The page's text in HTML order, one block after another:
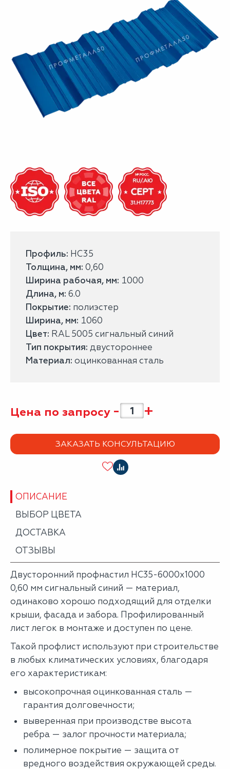
Профиль: НС35
Толщина, мм: 0,60
Ширина рабочая, мм: 1000
Длина, м: 6.0
Покрытие: полиэстер
Ширина, мм: 1060
Цвет: RAL 5005 сигнальный синий
Тип покрытия: двустороннее
Материал: оцинкованная сталь
Цена по запросу - +
ЗАКАЗАТЬ КОНСУЛЬТАЦИЮ
ОПИСАНИЕ
ВЫБОР ЦВЕТА
ДОСТАВКА
ОТЗЫВЫ
Двусторонний профнастил НС35-6000х1000
0,60 мм сигнальный синий — материал,
одинаково хорошо подходящий для отделки
крыши, фасада и забора. Профилированный
лист легок в монтаже и доступен по цене.
Такой профлист используют при строительстве
в любых климатических условиях, благодаря
его характеристикам:
высокопрочная оцинкованная сталь —
гарантия долговечности;
выверенная при производстве высота
ребра — залог прочности материала;
полимерное покрытие — защита от
вредного воздействия окружающей среды.